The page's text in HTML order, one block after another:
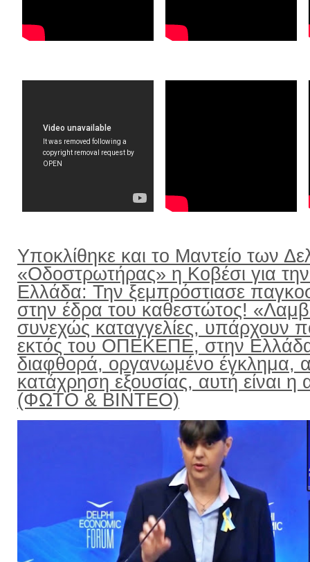
Υποκλίθηκε και το Μαντείο των
«Οδοστρωτήρας» η Κοβέσι για
Ελλάδα: Την ξεμπρόστιασε
στην έδρα του καθεστώτος!
συνεχώς καταγγελίες, υπάρχουν
εκτός του ΟΠΕΚΕΠΕ, στην
διαφθορά, οργανωμένο έγκλημα,
κατάχρηση εξουσίας, αυτή είναι η
(ΦΩΤΟ & ΒΙΝΤΕΟ)